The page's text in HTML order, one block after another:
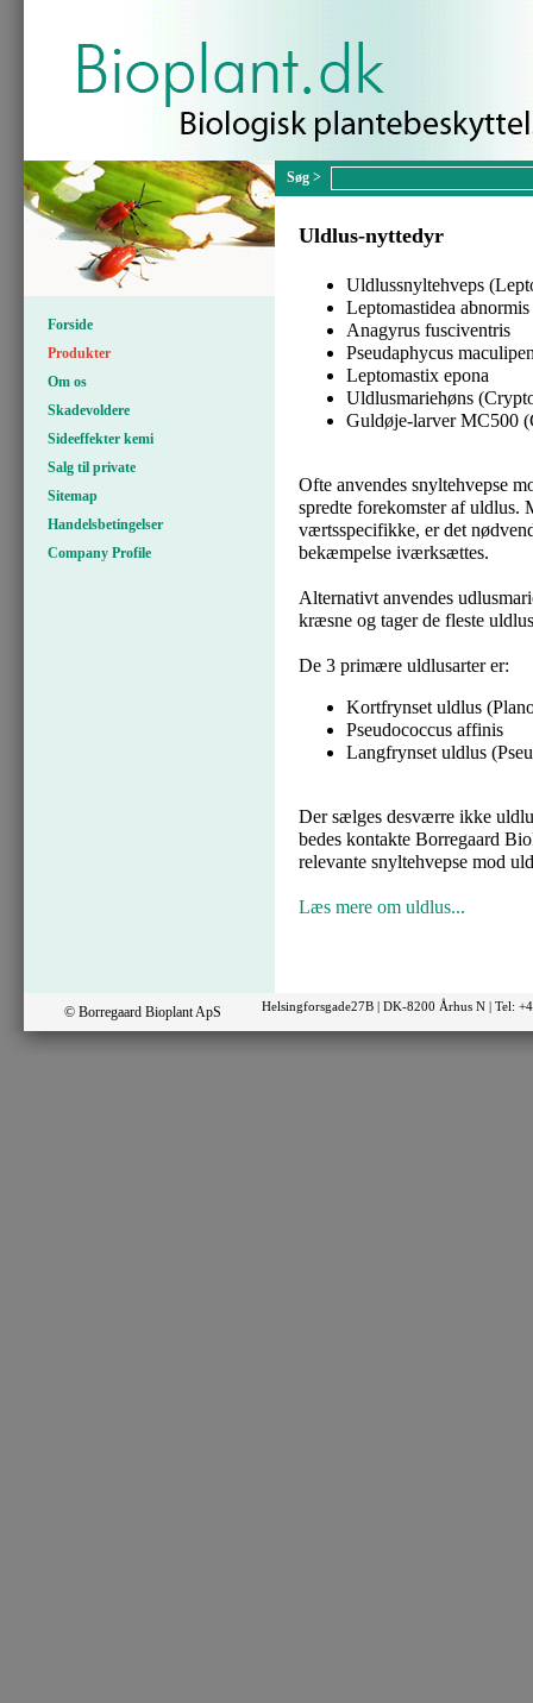
Forside
Produkter
Om os
Skadevoldere
Sideeffekter kemi
Salg til private
Sitemap
Handelsbetingelser
Company Profile
Uldlus-nyttedyr
Uldlussnyltehveps
Leptomastidea abnormis
Anagyrus fusciventris
Pseudaphycus
Leptomastix epona
Uldlusmariehøns
Guldøje-larver MC500
Ofte anvendes snyltehvepse
spredte forekomster af uldlus.
værtsspecifikke, er det
bekæmpelse iværksættes.
Alternativt anvendes
kræsne og tager de fleste
De 3 primære uldlusarter er:
Kortfrynset uldlus
Pseudococcus affinis
Langfrynset uldlus
Der sælges desværre ikke
bedes kontakte Borregaard
relevante snyltehvepse mod
Læs mere om uldlus...
© Borregaard Bioplant ApS Helsingforsgade27B | DK-8200 Århus N | Tel: